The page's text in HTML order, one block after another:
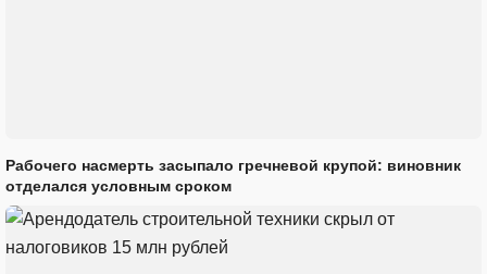
Рабочего насмерть засыпало гречневой крупой: виновник
отделался условным сроком